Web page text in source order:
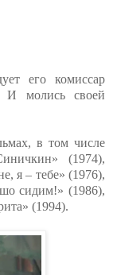
его комиссар
И молись своей
в том числе
(1974),
я – тебе» (1976),
сидим!» (1986),
(1994).